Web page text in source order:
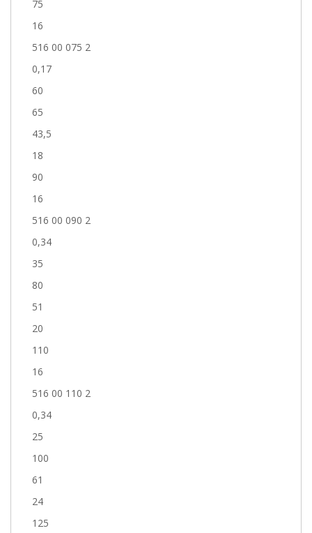
75
16
516 00 075 2
0,17
60
65
43,5
18
90
16
516 00 090 2
0,34
35
80
51
20
110
16
516 00 110 2
0,34
25
100
61
24
125